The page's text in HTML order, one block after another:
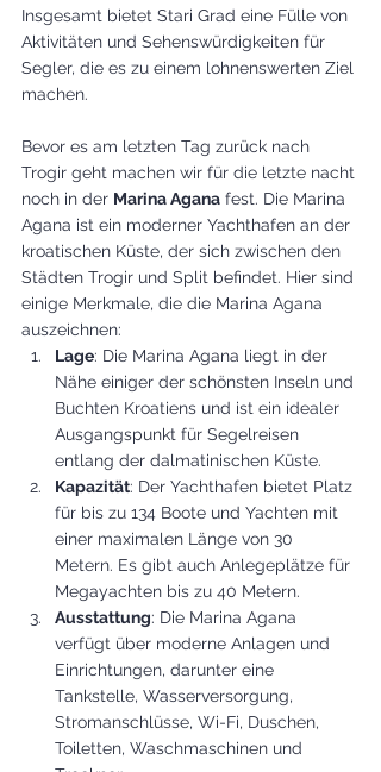
Insgesamt bietet Stari Grad eine Fülle von
Aktivitäten und Sehenswürdigkeiten für
Segler, die es zu einem lohnenswerten Ziel
machen.
Bevor es am letzten Tag zurück nach
Trogir geht machen wir für die letzte nacht
noch in der Marina Agana fest. Die Marina
Agana ist ein moderner Yachthafen an der
kroatischen Küste, der sich zwischen den
Städten Trogir und Split befindet. Hier sind
einige Merkmale, die die Marina Agana
auszeichnen:
Lage: Die Marina Agana liegt in der
Nähe einiger der schönsten Inseln und
Buchten Kroatiens und ist ein idealer
Ausgangspunkt für Segelreisen
entlang der dalmatinischen Küste.
Kapazität: Der Yachthafen bietet Platz
für bis zu 134 Boote und Yachten mit
einer maximalen Länge von 30
Metern. Es gibt auch Anlegeplätze für
Megayachten bis zu 40 Metern.
Ausstattung: Die Marina Agana
verfügt über moderne Anlagen und
Einrichtungen, darunter eine
Tankstelle, Wasserversorgung,
Stromanschlüsse, Wi-Fi, Duschen,
Toiletten, Waschmaschinen und